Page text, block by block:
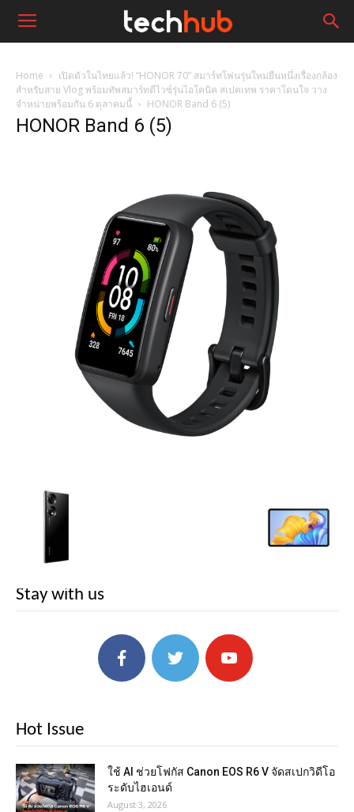
Home
เปิดตัวในไทยแล้ว! “HONOR 70” สมาร์ทโฟนรุ่นใหม่ยืนหนึ่งเรื่องกล้อง
สำหรับสาย Vlog พร้อมทัพสมาร์ทดีไวซ์รุ่นไอโคนิค สเปคเทพ ราคาโดนใจ วาง
จำหน่ายพร้อมกัน 6 ตุลาคมนี้
HONOR Band 6 (5)
HONOR Band 6 (5)
Stay with us
Hot Issue
ใช้ AI ช่วยโฟกัส Canon EOS R6 V จัดสเปกวิดีโอ
ระดับไฮเอนด์
August 3, 2026